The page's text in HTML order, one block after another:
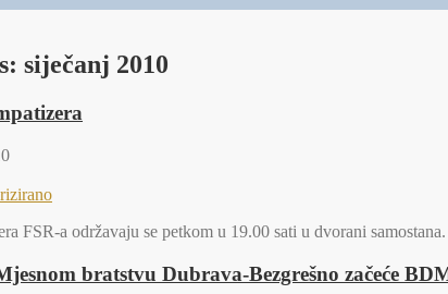
siječanj 2010
FSR-a održavaju se petkom u 19.00 sati u dvorani samostana.
bratstvu Dubrava-Bezgrešno začeće